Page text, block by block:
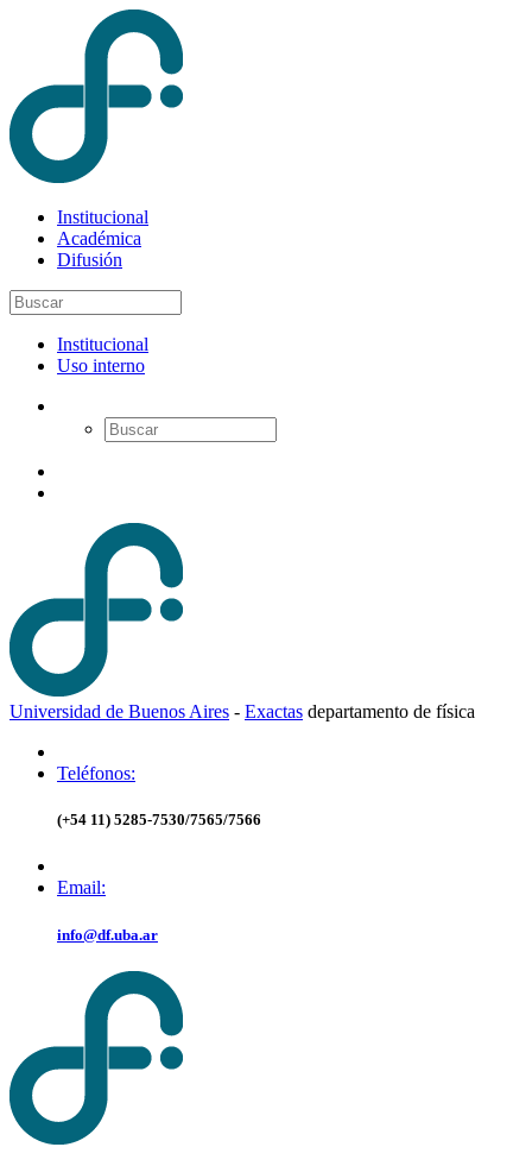
Institucional
Académica
Difusión
Institucional
Uso interno
Universidad de Buenos Aires - Exactas departamento de física
Teléfonos:
(+54 11) 5285-7530/7565/7566
Email:
info@df.uba.ar